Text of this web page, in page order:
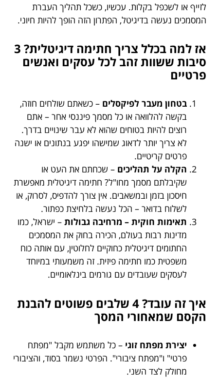
לזייף או לשכפל בקלות. עכשיו, כשכל תהליך העברת
המסמכים נעשה בדיגיטל, הפתרון הזה הופך להיות חיוני.
אז למה בכלל צריך חתימה דיגיטלית? 3
סיבות ששוות זהב לכל עסקים ואנשים
פרטיים
בטחון מעבר לפיקסלים – כשאתם שולחים חוזה,
בקשה להלוואה או כל מסמך פיננסי אחר – אתם
רוצים להיות בטוחים שהוא לא עבר שינויים בדרך.
לא צריך יותר לדאוג שמישהו יפגע בנתונים או ישנה
פרטים קריטיים.
הקלה על תהליכים – שכחתם את העט או
שקיבלתם מסמך מחו"ל? חתימה דיגיטלית מאפשרת
חיסכון בזמן ובמשאבים. אין צורך להדפיס, לסרוק, או
לשלוח בדואר – הכל נעשה בלחיצת כפתור.
תאימות חוקית – מרחיבה גבולות – ישראל, כמו
מדינות רבות בעולם, הכירה בחוק את המסמכים
החתומים דיגיטלית כחוקיים לחלוטין, עם אותה כוח
משפטית כמו חתימה פיזית. זה משמעותי במיוחד
לעסקים שעובדים עם גורמים בינלאומיים.
איך זה עובד? 4 שלבים פשוטים להבנת
הקסם שמאחורי המסך
יצירת מפתח זוגי – כל משתמש מקבל "מפתח
פרטי" ו"מפתח ציבורי". הפרטי נשמר בסוד, והציבורי
מחולק לצד השני.